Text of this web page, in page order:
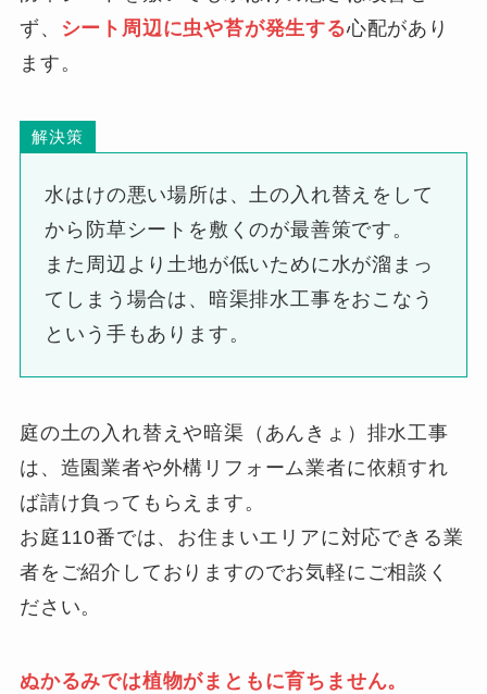
ず、
シート周辺に虫や苔が発生する心配があり
ます。
解決策
水はけの悪い場所は、土の入れ替えをして
から防草シートを敷くのが最善策です。
また周辺より土地が低いために水が溜まっ
てしまう場合は、暗渠排水工事をおこなう
という手もあります。
庭の土の入れ替えや暗渠（あんきょ）排水工事
は、造園業者や外構リフォーム業者に依頼すれ
ば請け負ってもらえます。
お庭110番では、お住まいエリアに対応できる業
者をご紹介しておりますのでお気軽にご相談く
ださい。
ぬかるみでは植物がまともに育ちません。